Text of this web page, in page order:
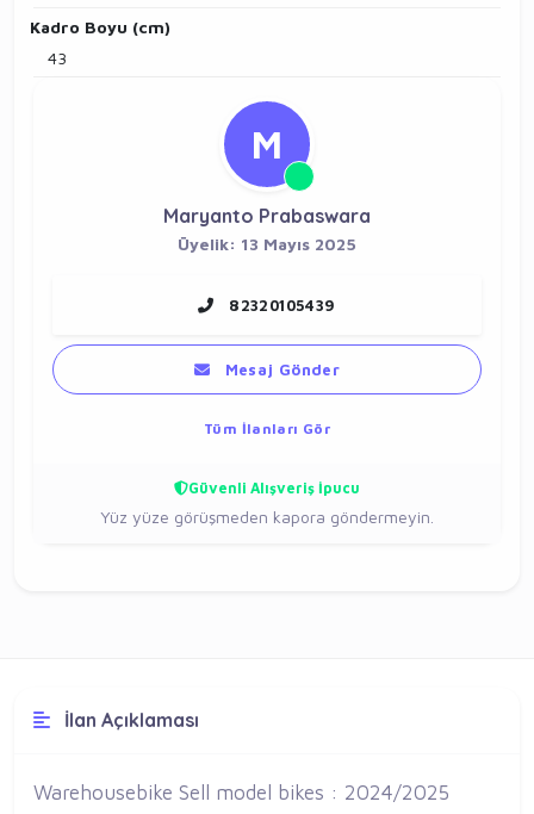
Kadro Boyu (cm)
43
M
Maryanto Prabaswara
Üyelik: 13 Mayıs 2025
82320105439
Mesaj Gönder
Tüm İlanları Gör
Güvenli Alışveriş İpucu
Yüz yüze görüşmeden kapora göndermeyin.
İlan Açıklaması
Warehousebike Sell model bikes : 2024/2025